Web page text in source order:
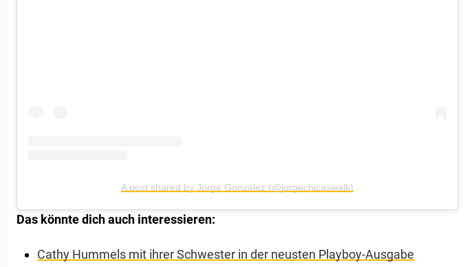
A post shared by Jorge Gonzalez (@jorgechicaswalk)
Das könnte dich auch interessieren:
Cathy Hummels mit ihrer Schwester in der neusten Playboy-Ausgabe